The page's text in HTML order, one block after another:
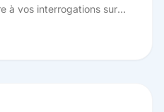
à vos interrogations sur
concernant votre